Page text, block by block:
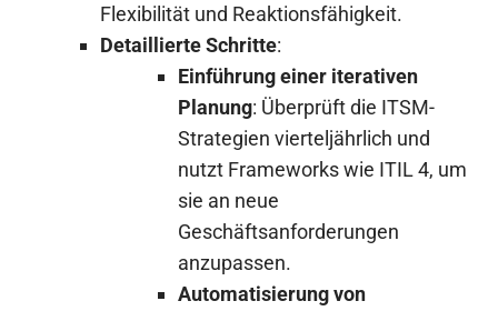
Flexibilität und Reaktionsfähigkeit.
Detaillierte Schritte:
Einführung einer iterativen
Planung: Überprüft die ITSM-
Strategien vierteljährlich und
nutzt Frameworks wie ITIL 4, um
sie an neue
Geschäftsanforderungen
anzupassen.
Automatisierung von